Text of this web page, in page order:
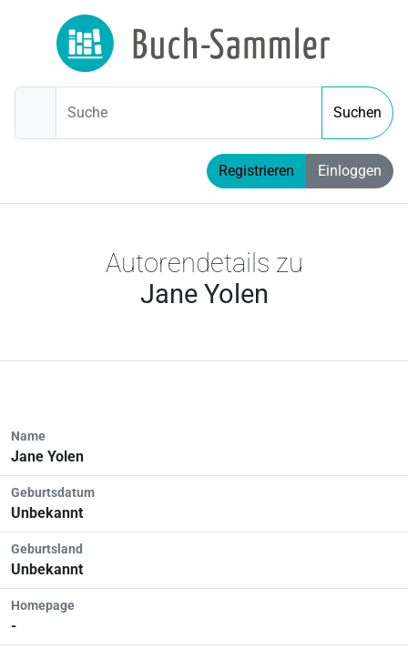
Suche Suchen
Registrieren Einloggen
Autorendetails zu
Jane Yolen
Name
Jane Yolen
Geburtsdatum
Unbekannt
Geburtsland
Unbekannt
Homepage
-